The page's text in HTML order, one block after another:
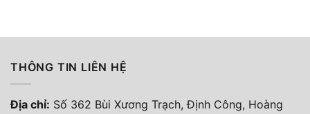
THÔNG TIN LIÊN HỆ
Địa chỉ: Số 362 Bùi Xương Trạch, Định Công, Hoàng